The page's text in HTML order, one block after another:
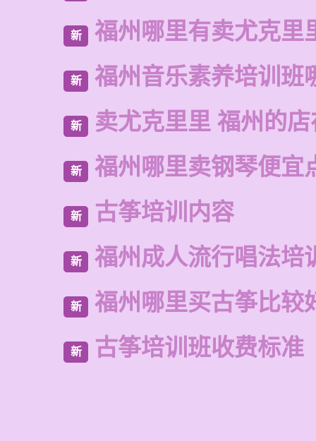
新 福州哪里有卖尤克里
新 福州音乐素养培训班
新 卖尤克里里 福州的
新 福州哪里卖钢琴便宜
新 古筝培训内容
新 福州成人流行唱法培
新 福州哪里买古筝比较
新 古筝培训班收费标准